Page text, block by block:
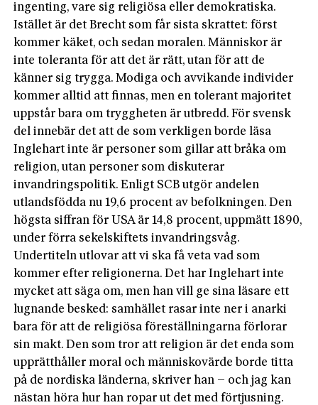
ingenting, vare sig religiösa eller demokratiska.
Istället är det Brecht som får sista skrattet: först
kommer käket, och sedan moralen. Människor är
inte toleranta för att det är rätt, utan för att de
känner sig trygga. Modiga och avvikande individer
kommer alltid att finnas, men en tolerant majoritet
uppstår bara om tryggheten är utbredd. För svensk
del innebär det att de som verkligen borde läsa
Inglehart inte är personer som gillar att bråka om
religion, utan personer som diskuterar
invandringspolitik. Enligt SCB utgör andelen
utlandsfödda nu 19,6 procent av befolkningen. Den
högsta siffran för USA är 14,8 procent, uppmätt 1890,
under förra sekelskiftets invandringsvåg.
Undertiteln utlovar att vi ska få veta vad som
kommer efter religionerna. Det har Inglehart inte
mycket att säga om, men han vill ge sina läsare ett
lugnande besked: samhället rasar inte ner i anarki
bara för att de religiösa föreställningarna förlorar
sin makt. Den som tror att religion är det enda som
upprätthåller moral och människovärde borde titta
på de nordiska länderna, skriver han – och jag kan
nästan höra hur han ropar ut det med förtjusning.